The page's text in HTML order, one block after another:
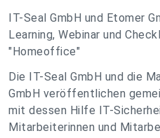
IT-Seal GmbH und Etomer
Learning, Webinar und
"Homeoffice"
Die IT-Seal GmbH und die
GmbH veröffentlichen
mit dessen Hilfe IT-
Mitarbeiterinnen und